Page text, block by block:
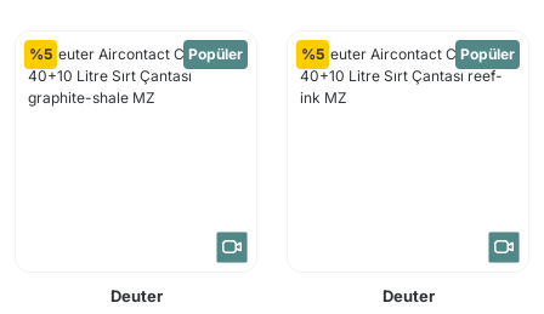
%5 Popüler
Deuter
%5 Popüler
Deuter